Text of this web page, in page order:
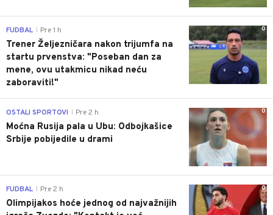
0
FUDBAL Pre 1 h
Trener Željezničara nakon trijumfa na
startu prvenstva: "Poseban dan za
mene, ovu utakmicu nikad neću
zaboraviti!"
0
OSTALI SPORTOVI Pre 2 h
Moćna Rusija pala u Ubu: Odbojkašice
Srbije pobijedile u drami
0
FUDBAL Pre 2 h
Olimpijakos hoće jednog od najvažnijih